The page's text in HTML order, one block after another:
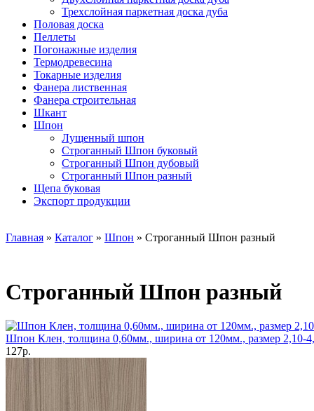
Трехслойная паркетная доска дуба
Половая доска
Пеллеты
Погонажные изделия
Термодревесина
Токарные изделия
Фанера лиственная
Фанера строительная
Шкант
Шпон
Лущенный шпон
Строганный Шпон буковый
Строганный Шпон дубовый
Строганный Шпон разный
Щепа буковая
Экспорт продукции
Главная » Каталог » Шпон » Строганный Шпон разный
Строганный Шпон разный
Шпон Клен, толщина 0,60мм., ширина от 120мм., размер 2,10-
127р.